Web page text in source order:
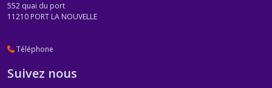
552 quai du port
11210 PORT LA NOUVELLE
Téléphone
Suivez nous